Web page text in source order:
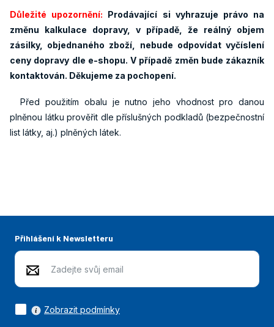
Důležité upozornění: Prodávající si vyhrazuje právo na
změnu kalkulace dopravy, v případě, že reálný objem
zásilky, objednaného zboží, nebude odpovídat vyčíslení
ceny dopravy dle e-shopu. V případě změn bude zákazník
kontaktován. Děkujeme za pochopení.
Před použitím obalu je nutno jeho vhodnost pro danou
plněnou látku prověřit dle příslušných podkladů (bezpečnostní
list látky, aj.) plněných látek.
Přihlášení k Newsletteru
Zobrazit podmínky